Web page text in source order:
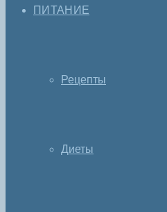
ПИТАНИЕ
Рецепты
Диеты